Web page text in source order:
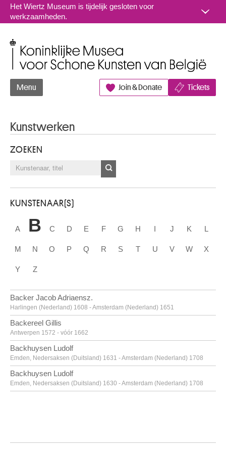
Naar inhoud
Het Wiertz Museum is tijdelijk gesloten voor
werkzaamheden.
Menu Join & Donate Tickets
Kunstwerken
ZOEKEN
KUNSTENAAR(S)
A B C D E F G H I J K L
M N O P Q R S T U V W X
Y Z
Backer Jacob Adriaensz.
Harlingen (Nederland) 1608 - Amsterdam (Nederland) 1651
Backereel Gillis
Antwerpen 1572 - vóór 1662
Backhuysen Ludolf
Emden, Nedersaksen (Duitsland) 1631 - Amsterdam (Nederland) 1708
Backhuysen Ludolf
Emden, Nedersaksen (Duitsland) 1630 - Amsterdam (Nederland) 1708